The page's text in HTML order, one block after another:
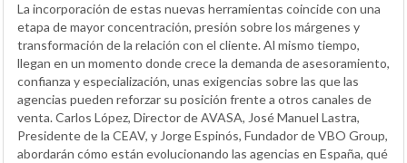
La incorporación de estas nuevas herramientas coincide con una
etapa de mayor concentración, presión sobre los márgenes y
transformación de la relación con el cliente. Al mismo tiempo,
llegan en un momento donde crece la demanda de asesoramiento,
confianza y especialización, unas exigencias sobre las que las
agencias pueden reforzar su posición frente a otros canales de
venta. Carlos López, Director de AVASA, José Manuel Lastra,
Presidente de la CEAV, y Jorge Espinós, Fundador de VBO Group,
abordarán cómo están evolucionando las agencias en España, qué